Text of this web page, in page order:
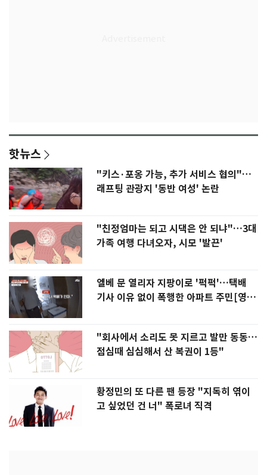
핫뉴스
"키스·포옹 가능, 추가 서비스 협의"…
래프팅 관광지 '동반 여성' 논란
"친정엄마는 되고 시댁은 안 되냐"…3대
가족 여행 다녀오자, 시모 '발끈'
엘베 문 열리자 지팡이로 '퍽퍽'…택배
기사 이유 없이 폭행한 아파트 주민[영
"회사에서 소리도 못 지르고 발만 동동…
점심때 심심해서 산 복권이 1등"
황정민의 또 다른 팬 등장 "지독히 엮이
고 싶었던 건 너" 폭로녀 직격